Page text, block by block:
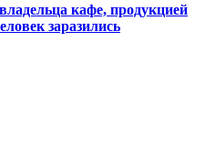
кафе, продукцией
заразились